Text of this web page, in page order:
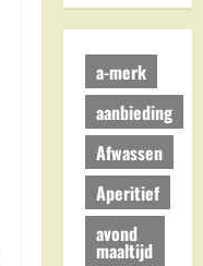
a-merk
aanbieding
Afwassen
Aperitief
avond
maaltijd